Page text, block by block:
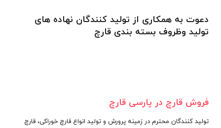
دعوت به همکاری از تولید کنندگان نهاده های
تولید وظروف بسته بندی قارچ
فروش قارچ در پارسی قارچ
تولید کنندگان محترم در زمینه پرورش و تولید انواع قارچ خوراکی، قارچ